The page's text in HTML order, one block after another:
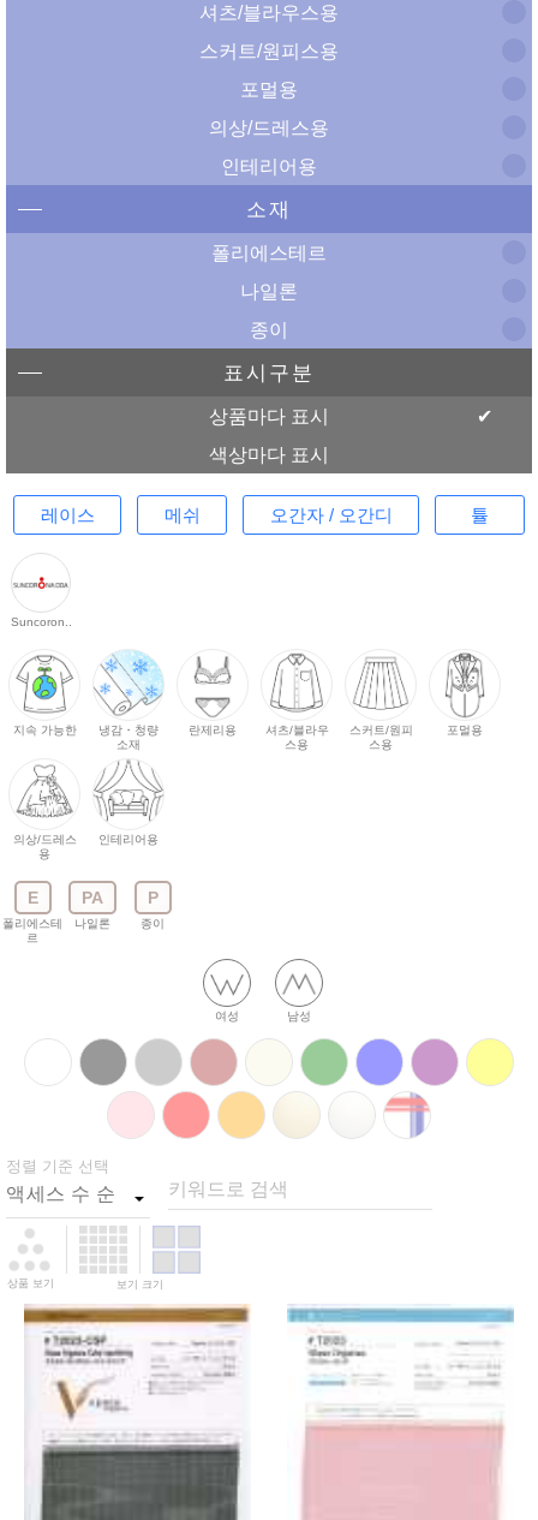
셔츠/블라우스용
스커트/원피스용
포멀용
의상/드레스용
인테리어용
소재
폴리에스테르
나일론
종이
표시구분
상품마다 표시
색상마다 표시
레이스 메쉬 오간자 / 오간디 튤
Suncoron..
지속 가능한
냉감・청량
소재
란제리용
셔츠/블라우
스용
스커트/원피
스용
포멀용
의상/드레스
용
인테리어용
E
폴리에스테
르
PA
나일론
P
종이
여성 남성
정렬 기준 선택
키워드로 검색
상품 보기 보기 크기